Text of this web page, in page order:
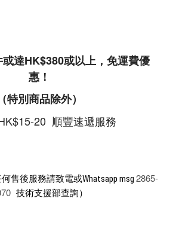
達HK$380或以上，免運費優
惠！
（特別商品除外）
20 順豐速遞服務
售後服務請致電或Whatsapp msg 2865-
技術支援部查詢）